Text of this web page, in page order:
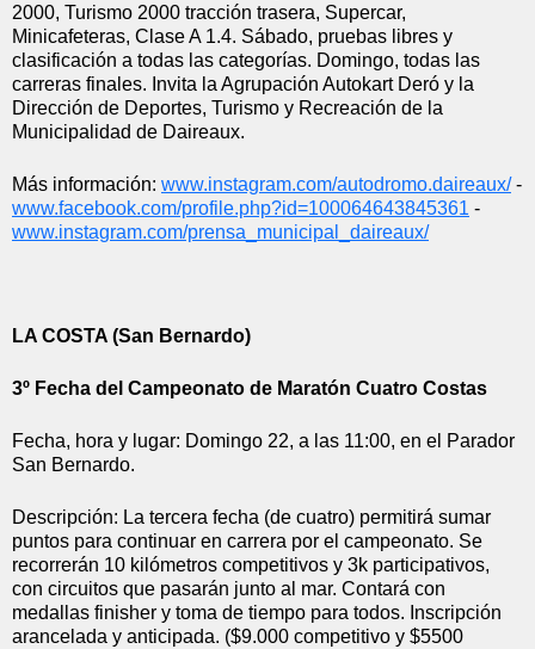
2000, Turismo 2000 tracción trasera, Supercar,
Minicafeteras, Clase A 1.4. Sábado, pruebas libres y
clasificación a todas las categorías. Domingo, todas las
carreras finales. Invita la Agrupación Autokart Deró y la
Dirección de Deportes, Turismo y Recreación de la
Municipalidad de Daireaux.
Más información: www.instagram.com/autodromo.daireaux/ -
www.facebook.com/profile.php?id=100064643845361
www.instagram.com/prensa_ municipal_daireaux/
LA COSTA (San Bernardo)
3º Fecha del Campeonato de Maratón Cuatro Costas
Fecha, hora y lugar: Domingo 22, a las 11:00, en el Parador
San Bernardo.
Descripción: La tercera fecha (de cuatro) permitirá sumar
puntos para continuar en carrera por el campeonato. Se
recorrerán 10 kilómetros competitivos y 3k participativos,
con circuitos que pasarán junto al mar. Contará con
medallas finisher y toma de tiempo para todos. Inscripción
arancelada y anticipada. ($9.000 competitivo y $5500